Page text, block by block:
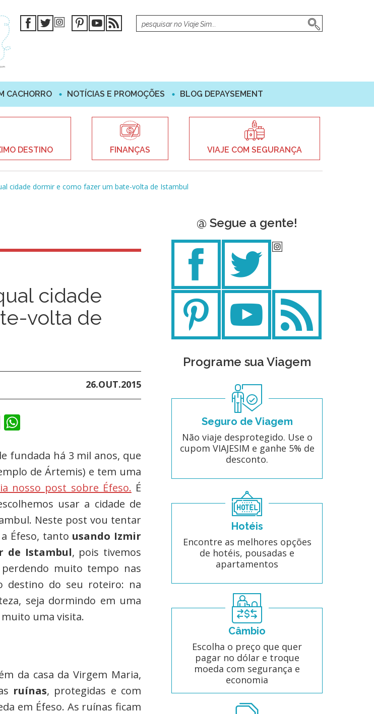
CACHORRO NOTÍCIAS E PROMOÇÕES BLOG DEPAYSEMENT
DESTINO FINANÇAS VIAJE COM SEGURANÇA
cidade dormir e como fazer um bate-volta de Istambul
cidade
volta de
26.OUT.2015
Push
Kindle
fundada há 3 mil anos, que
de Ártemis) e tem uma
nosso post sobre Éfeso. É
usar a cidade de
Neste post vou tentar
Éfeso, tanto usando Izmir
de Istambul, pois tivemos
muito tempo nas
destino do seu roteiro: na
seja dormindo em uma
uma visita.
da casa da Virgem Maria,
ruínas, protegidas e com
em Éfeso. As ruínas ficam
@ Segue a gente!
Programe sua Viagem
Seguro de Viagem
Não viaje desprotegido. Use o
cupom VIAJESIM e ganhe 5% de
desconto.
Hotéis
Encontre as melhores opções
de hotéis, pousadas e
apartamentos
Câmbio
Escolha o preço que quer
pagar no dólar e troque
moeda com segurança e
economia